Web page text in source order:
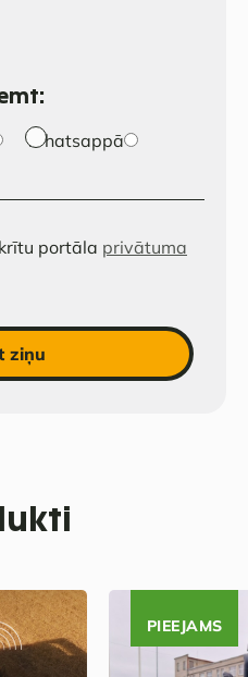
Whatsappā
portāla privātuma
ziņu
PIEEJAMS